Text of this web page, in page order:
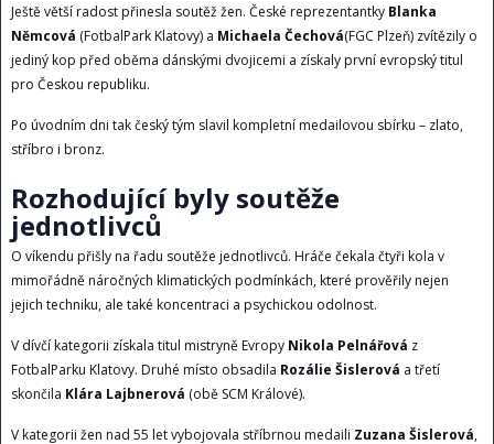
Ještě větší radost přinesla soutěž žen. České reprezentantky Blanka
Němcová (FotbalPark Klatovy) a Michaela Čechová(FGC Plzeň) zvítězily o
jediný kop před oběma dánskými dvojicemi a získaly první evropský titul
pro Českou republiku.
Po úvodním dni tak český tým slavil kompletní medailovou sbírku – zlato,
stříbro i bronz.
Rozhodující byly soutěže
jednotlivců
O víkendu přišly na řadu soutěže jednotlivců. Hráče čekala čtyři kola v
mimořádně náročných klimatických podmínkách, které prověřily nejen
jejich techniku, ale také koncentraci a psychickou odolnost.
V dívčí kategorii získala titul mistryně Evropy Nikola Pelnářová z
FotbalParku Klatovy. Druhé místo obsadila Rozálie Šislerová a třetí
skončila Klára Lajbnerová (obě SCM Králové).
V kategorii žen nad 55 let vybojovala stříbrnou medaili Zuzana Šislerová,